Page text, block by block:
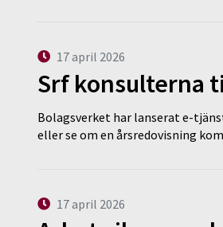
17 april 2026
Srf konsulterna
Bolagsverket har lanserat e-
eller se om en årsredovisning
17 april 2026